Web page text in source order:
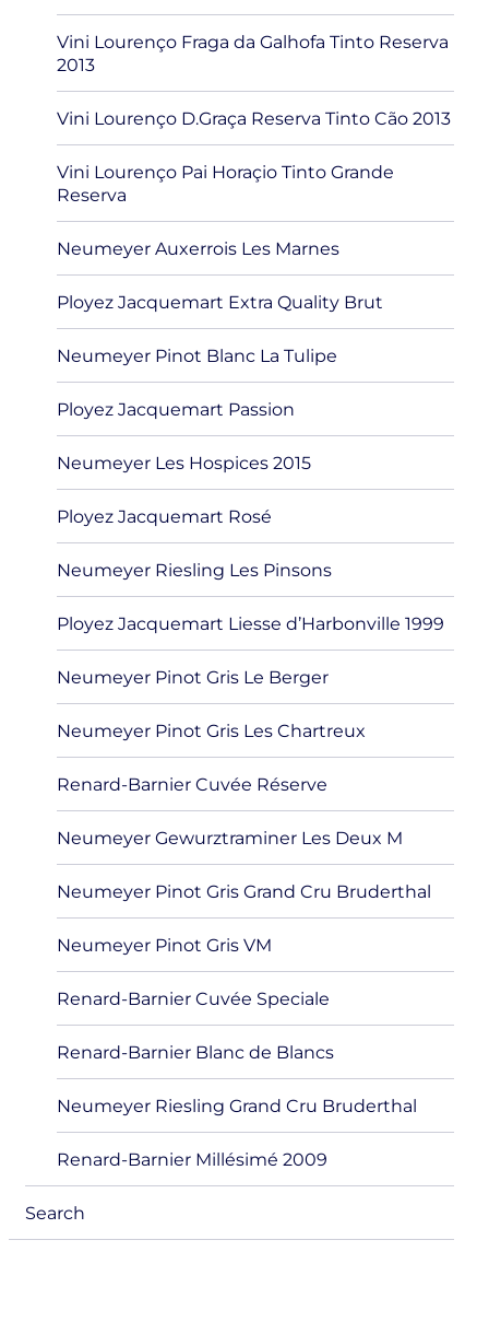
Vini Lourenço Fraga da Galhofa Tinto Reserva
2013
Vini Lourenço D.Graça Reserva Tinto Cão 2013
Vini Lourenço Pai Horaçio Tinto Grande
Reserva
Neumeyer Auxerrois Les Marnes
Ployez Jacquemart Extra Quality Brut
Neumeyer Pinot Blanc La Tulipe
Ployez Jacquemart Passion
Neumeyer Les Hospices 2015
Ployez Jacquemart Rosé
Neumeyer Riesling Les Pinsons
Ployez Jacquemart Liesse d’Harbonville 1999
Neumeyer Pinot Gris Le Berger
Neumeyer Pinot Gris Les Chartreux
Renard-Barnier Cuvée Réserve
Neumeyer Gewurztraminer Les Deux M
Neumeyer Pinot Gris Grand Cru Bruderthal
Neumeyer Pinot Gris VM
Renard-Barnier Cuvée Speciale
Renard-Barnier Blanc de Blancs
Neumeyer Riesling Grand Cru Bruderthal
Renard-Barnier Millésimé 2009
Search